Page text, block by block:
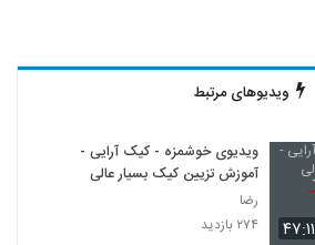
ویدیوهای مرتبط
۴۷:۱۱
ویدیوی خوشمزه - کیک آرایی -
آموزش تزیین کیک بسیار عالی
رضا
۲۷۴ بازدید